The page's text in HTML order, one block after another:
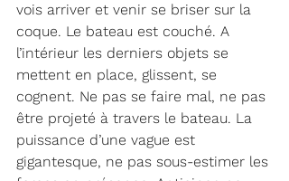
vois arriver et venir se briser sur la
coque. Le bateau est couché. A
l’intérieur les derniers objets se
mettent en place, glissent, se
cognent. Ne pas se faire mal, ne pas
être projeté à travers le bateau. La
puissance d’une vague est
gigantesque, ne pas sous-estimer les